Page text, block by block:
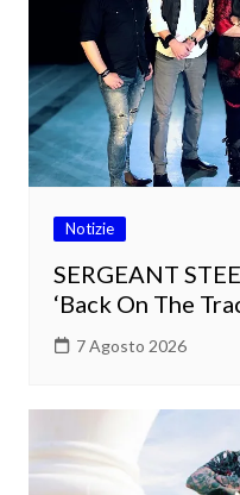
Notizie
SERGEANT
‘Back On The
7 Agosto 2026